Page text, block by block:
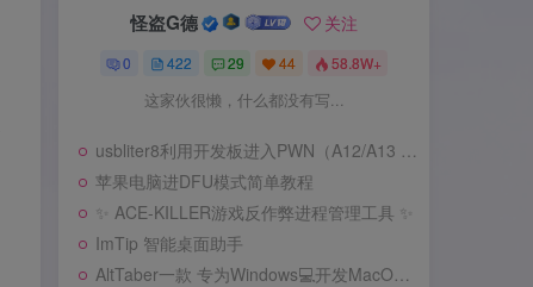
怪盗G德 关注
0 422 29 44 58.8W+
这家伙很懒，什么都没有写...
usbliter8利用开发板进入PWN（A12/A13 SecureROM 漏洞利用）
苹果电脑进DFU模式简单教程
✨ ACE-KILLER游戏反作弊进程管理工具 ✨
ImTip 智能桌面助手
AltTaber一款 专为Windows💻️开发MacOS 风格的窗口/应用切换器
怪盗G德 关注
0 422 29 44 58.8W+
这家伙很懒，什么都没有写...
usbliter8利用开发板进入PWN（A12/A13 SecureROM 漏洞利用）
苹果电脑进DFU模式简单教程
✨ ACE-KILLER游戏反作弊进程管理工具 ✨
ImTip 智能桌面助手
AltTaber一款 专为Windows💻️开发MacOS 风格的窗口/应用切换器